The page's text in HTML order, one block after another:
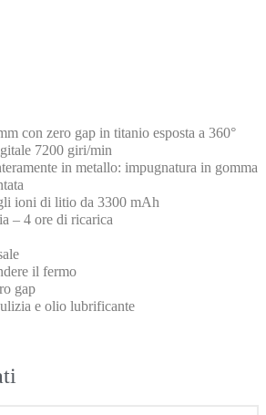
con zero gap in titanio esposta a 360°
7200 giri/min
in metallo: impugnatura in gomma
ioni di litio da 3300 mAh
– 4 ore di ricarica
il fermo
gap
e olio lubrificante